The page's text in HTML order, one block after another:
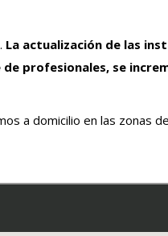
La actualización de las
profesionales, se
a domicilio en las zonas